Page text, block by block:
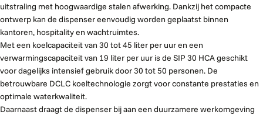
uitstraling met hoogwaardige stalen afwerking. Dankzij het compacte
ontwerp kan de dispenser eenvoudig worden geplaatst binnen
kantoren, hospitality en wachtruimtes.
Met een koelcapaciteit van 30 tot 45 liter per uur en een
verwarmingscapaciteit van 19 liter per uur is de SIP 30 HCA geschikt
voor dagelijks intensief gebruik door 30 tot 50 personen. De
betrouwbare DCLC koeltechnologie zorgt voor constante prestaties en
optimale waterkwaliteit.
Daarnaast draagt de dispenser bij aan een duurzamere werkomgeving